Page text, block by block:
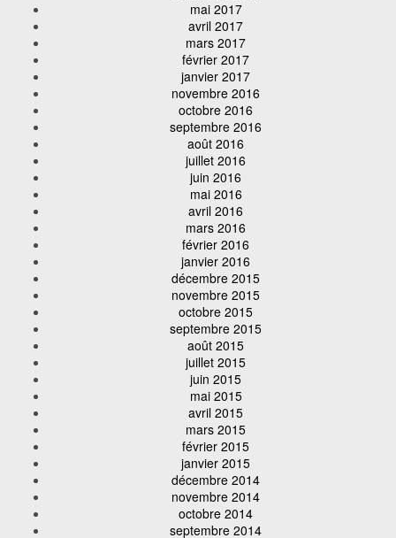
mai 2017
avril 2017
mars 2017
février 2017
janvier 2017
novembre 2016
octobre 2016
septembre 2016
août 2016
juillet 2016
juin 2016
mai 2016
avril 2016
mars 2016
février 2016
janvier 2016
décembre 2015
novembre 2015
octobre 2015
septembre 2015
août 2015
juillet 2015
juin 2015
mai 2015
avril 2015
mars 2015
février 2015
janvier 2015
décembre 2014
novembre 2014
octobre 2014
septembre 2014